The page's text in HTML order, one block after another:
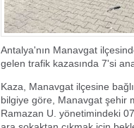
Antalya'nın Manavgat
gelen trafik kazasında 7'si
Kaza, Manavgat ilçesine
bilgiye göre, Manavgat şehir
Ramazan U. yönetimindeki